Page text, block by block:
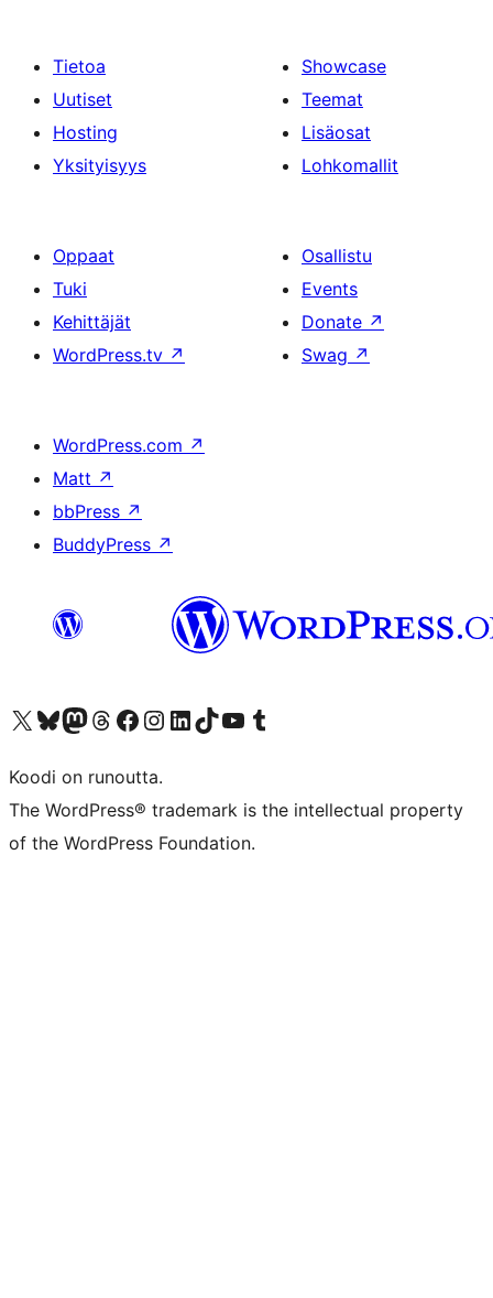
Tietoa
Uutiset
Hosting
Yksityisyys
Showcase
Teemat
Lisäosat
Lohkomallit
Oppaat
Tuki
Kehittäjät
WordPress.tv ↗
Osallistu
Events
Donate ↗
Swag ↗
WordPress.com ↗
Matt ↗
bbPress ↗
BuddyPress ↗
Visit our X (formerly Twitter) account
Visit our Bluesky account
Visit our Mastodon account
Visit our Threads account
Visit our Facebook page
Visit our Instagram account
Visit our LinkedIn account
Visit our TikTok account
Näytä YouTube-kanava
Visit our Tumblr account
Koodi on runoutta.
The WordPress® trademark is the intellectual property
of the WordPress Foundation.